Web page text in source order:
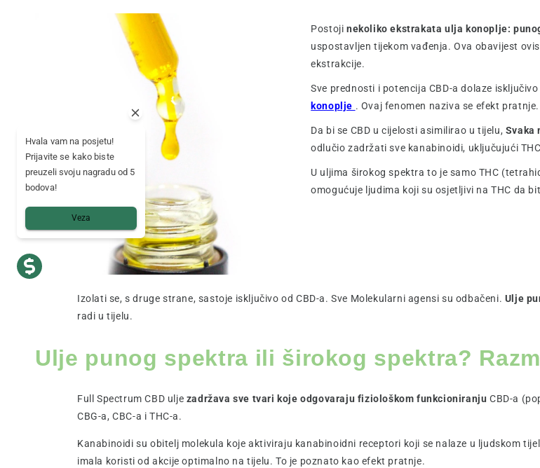
Postoji nekoliko ekstrakata ulja konoplje:
uspostavljen tijekom vađenja. Ova obavijest
ekstrakcije.
Sve prednosti i potencija CBD-a dolaze isključivo
konoplje . Ovaj fenomen naziva se efekt pratnje.
Da bi se CBD u cijelosti asimilirao u tijelu, Svaka
odlučio zadržati sve kanabinoidi, uključujući
U uljima širokog spektra to je samo THC
omogućuje ljudima koji su osjetljivi na THC da
Izolati se, s druge strane, sastoje isključivo od CBD-a. Sve Molekularni agensi su odbačeni. Ulje
radi u tijelu.
Ulje punog spektra ili širokog spektra?
Full Spectrum CBD ulje zadržava sve tvari koje odgovaraju fiziološkom funkcioniranju CBD-a
CBG-a, CBC-a i THC-a.
Kanabinoidi su obitelj molekula koje aktiviraju kanabinoidni receptori koji se nalaze u ljudskom
imala koristi od akcije optimalno na tijelu. To je poznato kao efekt pratnje.
Hvala vam na posjetu!
Prijavite se kako biste
preuzeli svoju nagradu od 5
bodova!
Veza